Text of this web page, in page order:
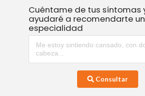
Cuéntame de tus síntomas
ayudaré a recomendarte
especialidad
Consultar